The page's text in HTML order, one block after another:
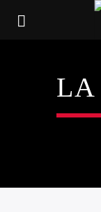
LA